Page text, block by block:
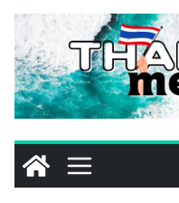
TECNO ประกาศท
แฟชั่นไอเท็ม เสิร์ฟ
MRT วาง POVA
ครั้งแรกของอุตสาห
มิตรโมเดิร์นเทรดชั้
WORRY FREE”
ยกระดับความมั่นใ
บริการหลังการขาย
434 วันแห่งการรอค
เด็กพิเศษทองผาภูมิ
ทางการศึกษาให้เด็